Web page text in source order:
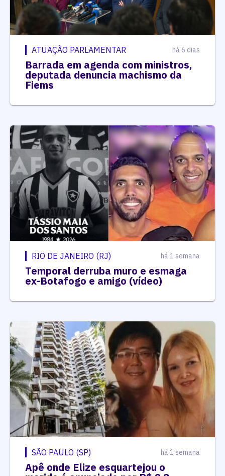
ATUAÇÃO PARLAMENTAR há 6 dias
Barrada em agenda com ministros,
deputada denuncia machismo da
Fiems
RIO DE JANEIRO (RJ) há 1 semana
Temporal derruba muro e esmaga
ex-Botafogo e amigo (vídeo)
SÃO PAULO (SP) há 1 semana
Apê onde Elize esquartejou o